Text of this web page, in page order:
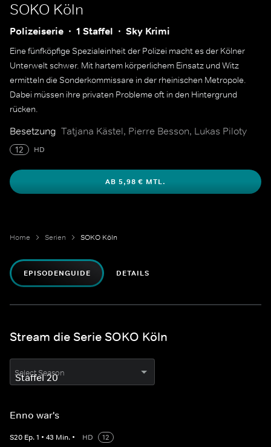
SOKO Köln
Polizeiserie 1 Staffel Sky Krimi
Eine fünfköpfige Spezialeinheit der Polizei macht es der Kölner
Unterwelt schwer. Mit hartem körperlichem Einsatz und Witz
ermitteln die Sonderkommissare in der rheinischen Metropole.
Dabei müssen ihre privaten Probleme oft in den Hintergrund
rücken.
Besetzung Tatjana Kästel, Pierre Besson, Lukas Piloty
12 HD
AB 5,98 € MTL.
Home Serien SOKO Köln
EPISODENGUIDE DETAILS
Stream die Serie SOKO Köln
Select Season
Enno war's
S20 Ep.1 • 43 Min. • HD
12